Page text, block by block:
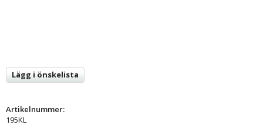
Lägg i önskelista
Artikelnummer:
195KL